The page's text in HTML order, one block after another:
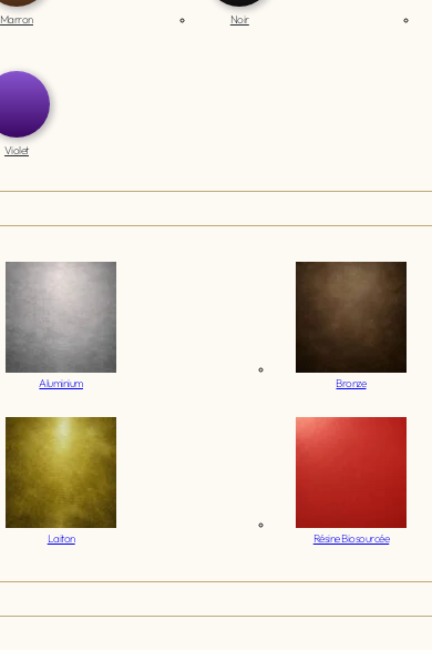
Marron Noir
Violet
Aluminium Bronze
Laiton Résine Biosourcée